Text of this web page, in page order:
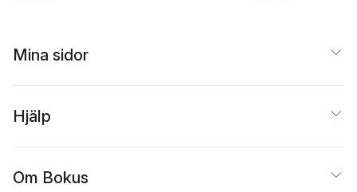
Mina sidor
Hjälp
Om Bokus